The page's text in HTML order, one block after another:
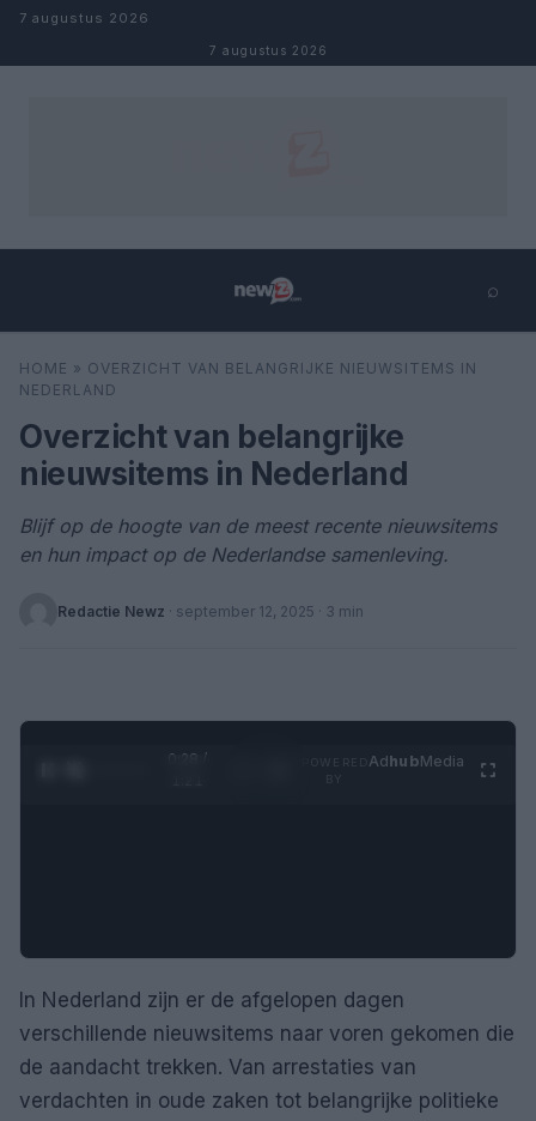
Naar inhoud
7 augustus 2026
7 augustus 2026
⌕
Zoeken ⌕
HOME » OVERZICHT VAN BELANGRIJKE NIEUWSITEMS IN
NEDERLAND
Overzicht van belangrijke
nieuwsitems in Nederland
Blijf op de hoogte van de meest recente nieuwsitems
en hun impact op de Nederlandse samenleving.
Redactie Newz · september 12, 2025 · 3 min
0:28 /
AdhubMedia
In Nederland zijn er de afgelopen dagen
verschillende nieuwsitems naar voren gekomen die
de aandacht trekken. Van arrestaties van
verdachten in oude zaken tot belangrijke politieke